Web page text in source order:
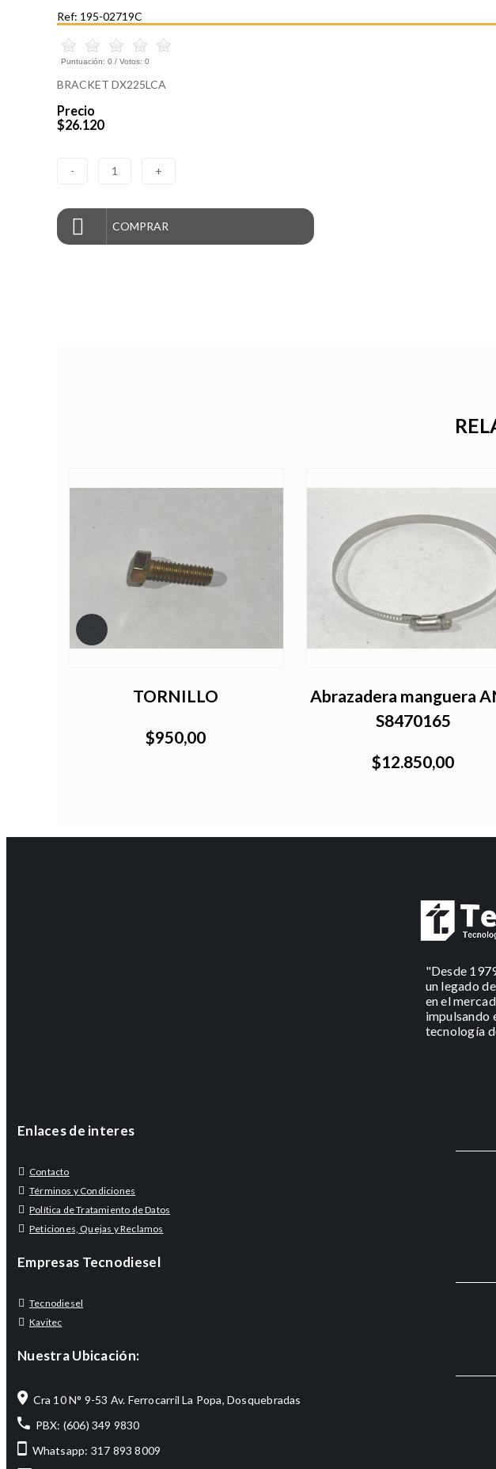
Ref: 195-02719C
Puntuación: 0 / Votos: 0
BRACKET DX225LCA
Precio
$26.120
- 1 +
COMPRAR
TORNILLO
$950,00
Abrazadera manguera
S8470165
$12.850,00
"Desde
un legado
en el
impulsando
tecnología
Enlaces de interes
Contacto
Términos y Condiciones
Política de Tratamiento de Datos
Peticiones, Quejas y Reclamos
Empresas Tecnodiesel
Tecnodiesel
Kavitec
Nuestra Ubicación:
Cra 10 N° 9-53 Av. Ferrocarril La Popa, Dosquebradas
PBX: (606) 349 9830
Whatsapp: 317 893 8009